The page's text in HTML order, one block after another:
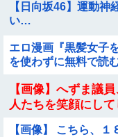
【日向坂46】運動神
い…
エロ漫画『黒髪女子
を使わずに無料で読
【画像】へずま議
人たちを笑顔にし
【画像】 こちら、１